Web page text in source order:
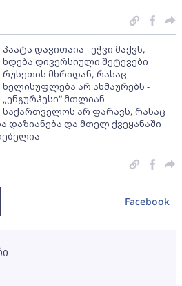
პაატა დავითაია - ეჭვი მაქვს,
ხდება დივერსიული შეტევები
რუსეთის მხრიდან, რასაც
ხელისუფლება არ ახმაურებს -
„ენგურჰესი“ მთლიან
საქართველოს არ ფარავს, რასაც
დაზიანება და მთელ ქვეყანაში
Facebook